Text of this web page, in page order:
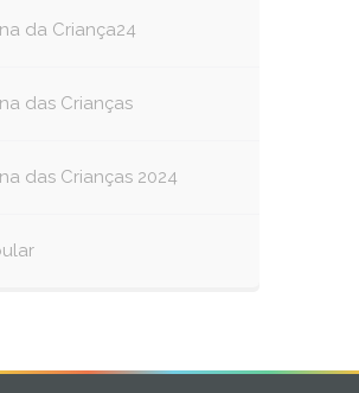
da Criança24
das Crianças
das Crianças 2024